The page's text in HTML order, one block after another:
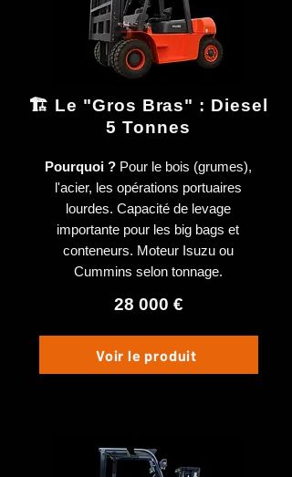
🏗️ Le "Gros Bras" : Diesel
5 Tonnes
Pourquoi ?Pour le bois (grumes),
l'acier, les opérations portuaires
lourdes. Capacité de levage
importante pour les big bags et
conteneurs. Moteur Isuzu ou
Cummins selon tonnage.
28 000 €
Voir le produit